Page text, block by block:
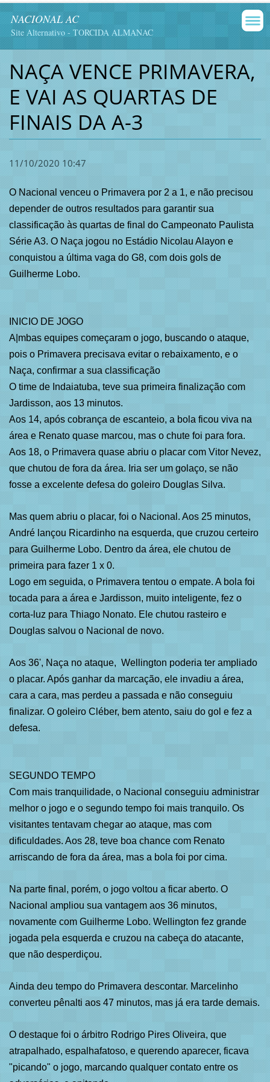
NACIONAL AC
Site Alternativo - TORCIDA ALMANAC
NAÇA VENCE PRIMAVERA,
E VAI AS QUARTAS DE
FINAIS DA A-3
11/10/2020 10:47
O Nacional venceu o Primavera por 2 a 1, e não precisou
depender de outros resultados para garantir sua
classificação às quartas de final do Campeonato Paulista
Série A3. O Naça jogou no Estádio Nicolau Alayon e
conquistou a última vaga do G8, com dois gols de
Guilherme Lobo.
INICIO DE JOGO
A|mbas equipes começaram o jogo, buscando o ataque,
pois o Primavera precisava evitar o rebaixamento, e o
Naça, confirmar a sua classificação
O time de Indaiatuba, teve sua primeira finalização com
Jardisson, aos 13 minutos.
Aos 14, após cobrança de escanteio, a bola ficou viva na
área e Renato quase marcou, mas o chute foi para fora.
Aos 18, o Primavera quase abriu o placar com Vitor Nevez,
que chutou de fora da área. Iria ser um golaço, se não
fosse a excelente defesa do goleiro Douglas Silva.
Mas quem abriu o placar, foi o Nacional. Aos 25 minutos,
André lançou Ricardinho na esquerda, que cruzou certeiro
para Guilherme Lobo. Dentro da área, ele chutou de
primeira para fazer 1 x 0.
Logo em seguida, o Primavera tentou o empate. A bola foi
tocada para a área e Jardisson, muito inteligente, fez o
corta-luz para Thiago Nonato. Ele chutou rasteiro e
Douglas salvou o Nacional de novo.
Aos 36', Naça no ataque, Wellington poderia ter ampliado
o placar. Após ganhar da marcação, ele invadiu a área,
cara a cara, mas perdeu a passada e não conseguiu
finalizar. O goleiro Cléber, bem atento, saiu do gol e fez a
defesa.
SEGUNDO TEMPO
Com mais tranquilidade, o Nacional conseguiu administrar
melhor o jogo e o segundo tempo foi mais tranquilo. Os
visitantes tentavam chegar ao ataque, mas com
dificuldades. Aos 28, teve boa chance com Renato
arriscando de fora da área, mas a bola foi por cima.
Na parte final, porém, o jogo voltou a ficar aberto. O
Nacional ampliou sua vantagem aos 36 minutos,
novamente com Guilherme Lobo. Wellington fez grande
jogada pela esquerda e cruzou na cabeça do atacante,
que não desperdiçou.
Ainda deu tempo do Primavera descontar. Marcelinho
converteu pênalti aos 47 minutos, mas já era tarde demais.
O destaque foi o árbitro Rodrigo Pires Oliveira, que
atrapalhado, espalhafatoso, e querendo aparecer, ficava
"picando" o jogo, marcando qualquer contato entre os